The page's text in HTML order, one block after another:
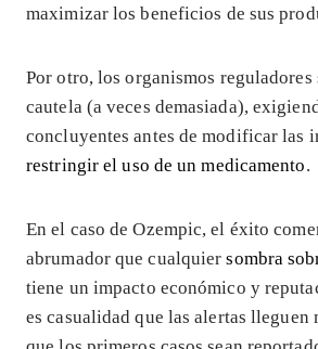
maximizar los beneficios de sus
Por otro, los organismos reguladores
cautela (a veces demasiada),
concluyentes antes de modificar las
restringir el uso de un medicamento.
En el caso de Ozempic, el éxito
abrumador que cualquiersombra
tiene un impacto económico y
es casualidad que las alertas lleguen